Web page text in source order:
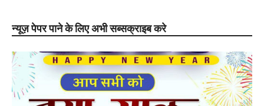
न्यूज़ पेपर पाने के लिए अभी सब्सक्राइब करे